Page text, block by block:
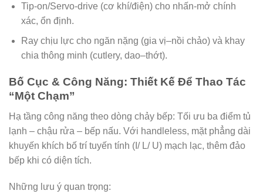
Tip-on/Servo-drive (cơ khí/điện) cho nhấn-mở chính
xác, ổn định.
Ray chịu lực cho ngăn nặng (gia vị–nồi chảo) và khay
chia thông minh (cutlery, dao–thớt).
Bố Cục & Công Năng: Thiết Kế Để Thao Tác
“Một Chạm”
Hạ tầng công năng theo dòng chảy bếp: Tối ưu ba điểm tủ
lạnh – chậu rửa – bếp nấu. Với handleless, mặt phẳng dài
khuyến khích bố trí tuyến tính (I/ L/ U) mạch lạc, thêm đảo
bếp khi có diện tích.
Những lưu ý quan trọng: